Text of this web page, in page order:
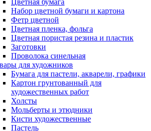
Цветная бумага
Набор цветной бумаги и картона
Фетр цветной
Цветная пленка, фольга
Цветная пористая резина и пластик
Заготовки
Проволока синельная
для художников
Бумага для пастели, акварели, графики
Картон грунтованный для
художественных работ
Холсты
Мольберты и этюдники
Кисти художественные
Пастель